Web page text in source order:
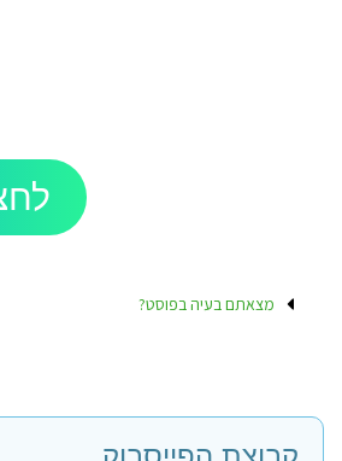
מצאתם בעיה בפוסט?